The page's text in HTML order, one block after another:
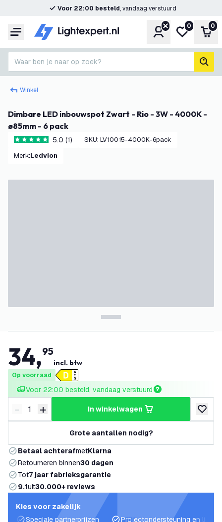
Voor 22:00 besteld, vandaag verstuurd
Menu Account
Mijn
0 0
Waar ben je naar op zoek?
Winkel
Dimbare LED inbouwspot Zwart - Rio - 3W - 4000K -
ø85mm - 6 pack
5 score sterren5.0 (1) SKU: LV10015-4000K-6pack
Merk: Ledvion
34,95
incl. btw
Op voorraad
Voor 22:00 besteld, vandaag verstuurd
Verminder hoeveelheid
- Verhoog hoeveelheid
+ in winkelwagen
Grote aantallen nodig?
Betaal achterafmetKlarna
Retourneren binnen30 dagen
Tot7 jaar fabrieksgarantie
9.1uit30.000+ reviews
Kies voor zakelijk
Speciale partnerprijzen
Projectondersteuning en